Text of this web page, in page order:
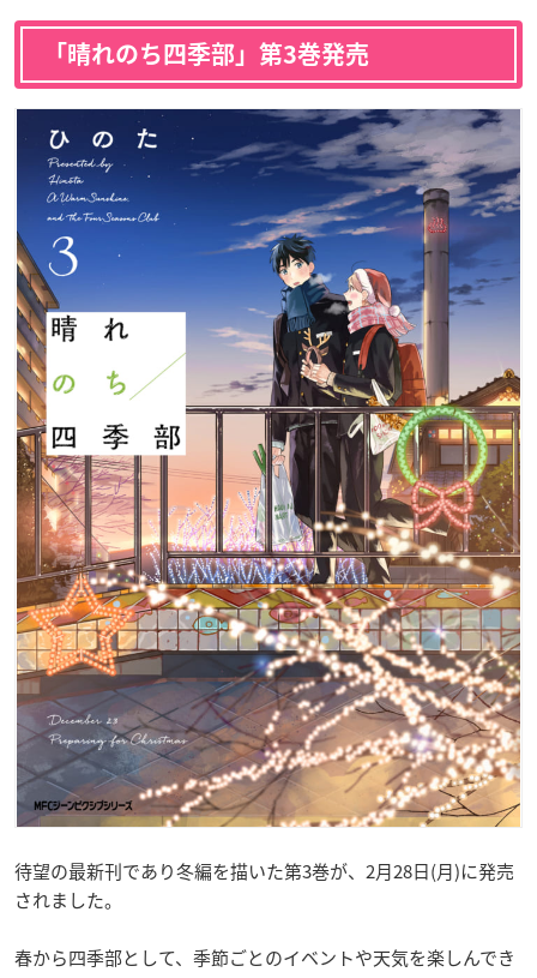
「晴れのち四季部」第3巻発売
待望の最新刊であり冬編を描いた第3巻が、2月28日(月)に発売
されました。
春から四季部として、季節ごとのイベントや天気を楽しんでき